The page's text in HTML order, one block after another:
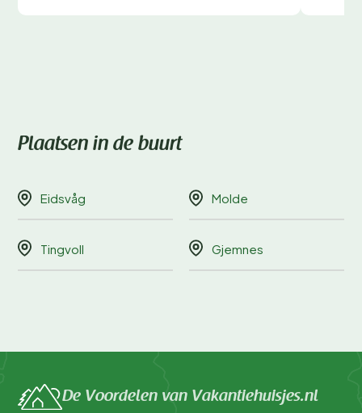
Plaatsen in de buurt
Eidsvåg Molde
Tingvoll Gjemnes
De Voordelen van Vakantiehuisjes.nl